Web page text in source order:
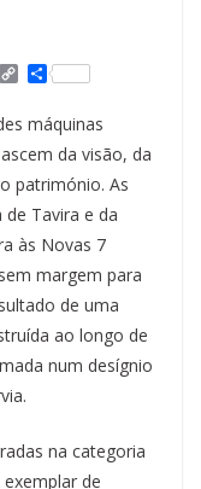
P C
o
y
L
i
n
k
S
h
a
r
e
máquinas
da visão, da
património. As
Tavira e da
às Novas 7
margem para
de uma
ao longo de
num desígnio
na categoria
de